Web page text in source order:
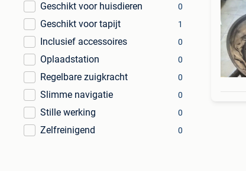
Geschikt voor huisdieren 0
Geschikt voor tapijt 1
Inclusief accessoires 0
Oplaadstation 0
Regelbare zuigkracht 0
Slimme navigatie 0
Stille werking 0
Zelfreinigend 0